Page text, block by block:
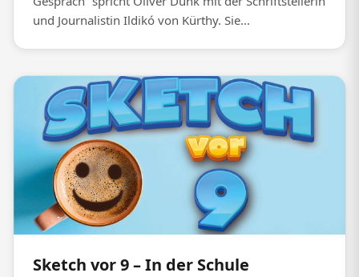
und Journalistin Ildikó von Kürthy. Sie...
Sketch vor 9 – In der Schule